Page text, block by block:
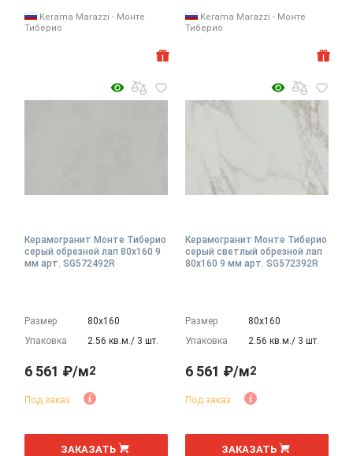
Kerama Marazzi - Монте
Тиберио
Kerama Marazzi - Монте
Тиберио
Керамогранит Монте Тиберио
серый обрезной лап 80x160 9
мм арт. SG572492R
Размер
80х160
Упаковка
2.56 кв.м./ 3 шт.
6 561 ₽/м2
Под заказ
м
ЗАКАЗАТЬ
Керамогранит Монте Тиберио
серый светлый обрезной лап
80x160 9 мм арт. SG572392R
Размер
80х160
Упаковка
2.56 кв.м./ 3 шт.
6 561 ₽/м2
Под заказ
м
ЗАКАЗАТЬ